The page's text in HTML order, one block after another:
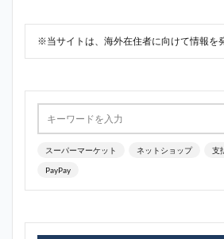
※当サイトは、海外在住者に向けて情報を
スーパーマーケット ネットショップ 支
PayPay